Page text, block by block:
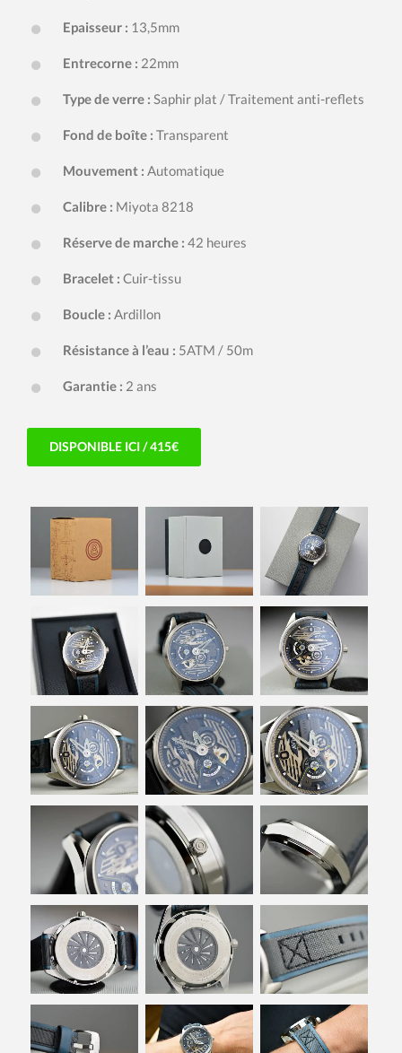
Epaisseur : 13,5mm
Entrecorne : 22mm
Type de verre : Saphir plat / Traitement anti-reflets
Fond de boîte : Transparent
Mouvement : Automatique
Calibre : Miyota 8218
Réserve de marche : 42 heures
Bracelet : Cuir-tissu
Boucle : Ardillon
Résistance à l’eau : 5ATM / 50m
Garantie : 2 ans
DISPONIBLE ICI / 415€